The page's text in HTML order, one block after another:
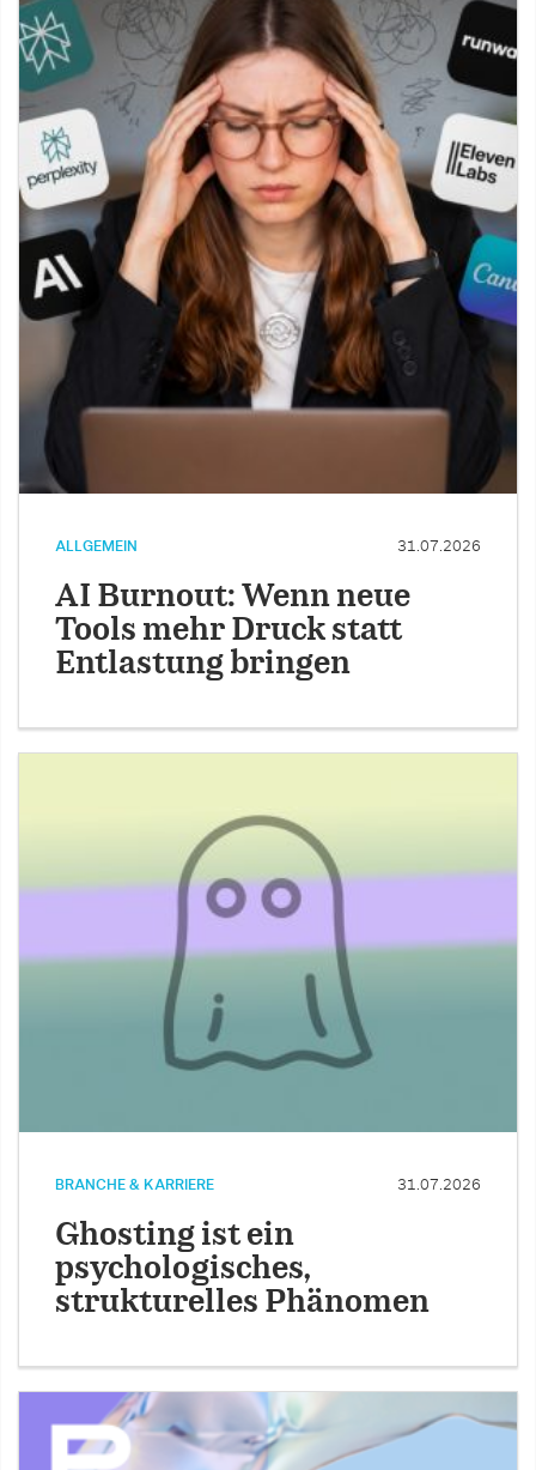
ALLGEMEIN 31.07.2026
AI Burnout: Wenn neue
Tools mehr Druck statt
Entlastung bringen
BRANCHE & KARRIERE 31.07.2026
Ghosting ist ein
psychologisches,
strukturelles Phänomen